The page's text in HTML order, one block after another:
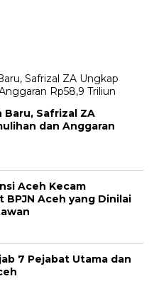
Baru, Safrizal ZA
dan Anggaran
Aceh Kecam
BPJN Aceh yang Dinilai
7 Pejabat Utama dan